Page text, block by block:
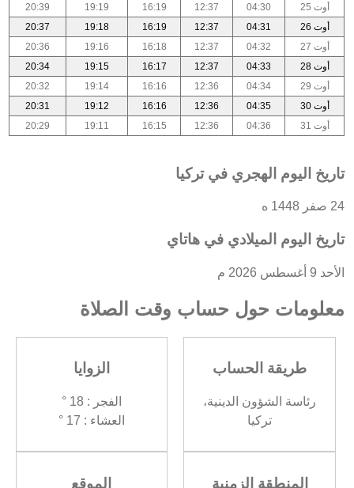
أوت 25
04:30
12:37
16:19
19:19
20:39
أوت 26
04:31
12:37
16:19
19:18
20:37
أوت 27
04:32
12:37
16:18
19:16
20:36
أوت 28
04:33
12:37
16:17
19:15
20:34
أوت 29
04:34
12:36
16:16
19:14
20:32
أوت 30
04:35
12:36
16:16
19:12
20:31
أوت 31
04:36
12:36
16:15
19:11
20:29
تاريخ اليوم الهجري في تركيا
24 صفر 1448 ه
تاريخ اليوم الميلادي في هاتاي
الأحد 9 أغسطس 2026 م
معلومات حول حساب وقت الصلاة
طريقة الحساب
رئاسة الشؤون الدينية،
تركيا
الزوايا
الفجر : 18 °
العشاء : 17 °
المنطقة الزمنية الموقع